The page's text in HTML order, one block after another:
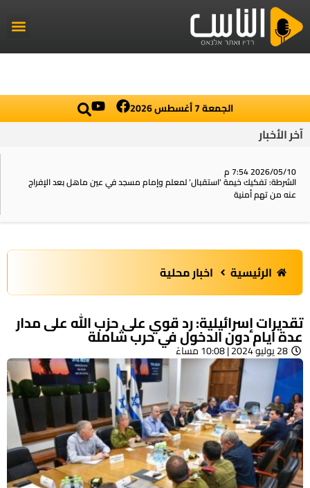
الجمعة 7 أغسطس 2026
آخر الأخبار
2026/05/10 7:54 م
الشرطة: تفكيك خيمة ‘استقبال‘ لمعلم وإمام مسجد في عين ماهل بعد الإفراج
عنه من تهم أمنية
الرئيسية اخبار محلية
تقديرات إسرائيلية: رد قوي على حزب الله على مدار
عدة ايام دون الدخول في حرب شاملة
28 يوليو 2024 | 10:08 مساءً